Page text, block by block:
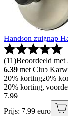
Handson zuignap
(11)Beoordeeld met
6.39 met Club
20% korting20%
20% korting,
7.99
Prijs: 7.99 euro